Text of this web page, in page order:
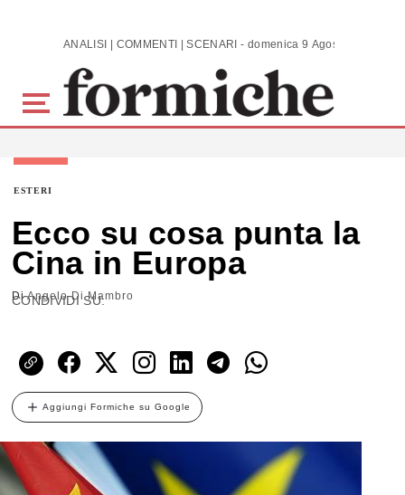
Skip to main content ANALISI | COMMENTI | SCENARI - domenica 9 Agosto 2026
ESTERI
Ecco su cosa punta la
Cina in Europa
DiAngelo Di Mambro
CONDIVIDI SU:
Aggiungi Formiche su Google